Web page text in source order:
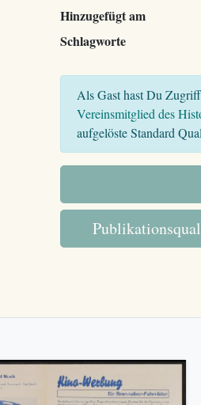
Hinzugefügt am
Schlagworte
Als Gast hast Du
Vereinsmitglied des
aufgelöste Standard